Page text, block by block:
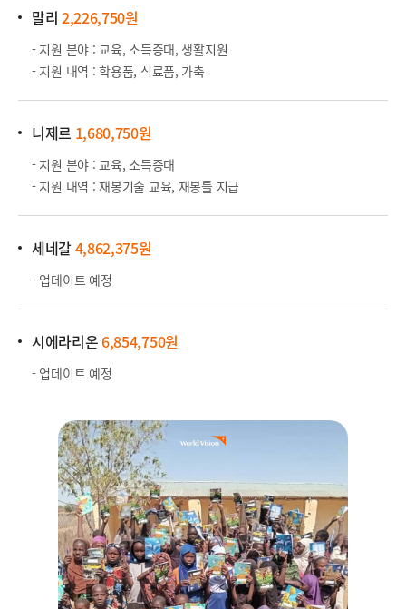
말리2,226,750원
- 지원 분야 : 교육, 소득증대, 생활지원
- 지원 내역 : 학용품, 식료품, 가축
니제르 1,680,750원
- 지원 분야 : 교육, 소득증대
- 지원 내역 : 재봉기술 교육, 재봉틀 지급
세네갈4,862,375원
- 업데이트 예정
시에라리온6,854,750원
- 업데이트 예정